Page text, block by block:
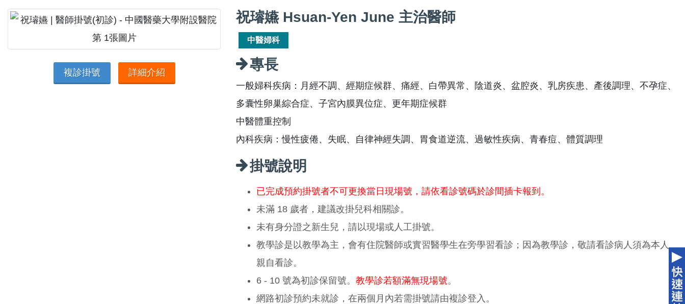
複診掛號 詳細介紹
祝璿嬿 Hsuan-Yen June 主治醫師
中醫婦科
專長
一般婦科疾病：月經不調、經期症候群、痛經、白帶異常、陰道炎、盆腔炎、乳房疾患、產後調理、不孕症、
多囊性卵巢綜合症、子宮內膜異位症、更年期症候群
中醫體重控制
內科疾病：慢性疲倦、失眠、自律神經失調、胃食道逆流、過敏性疾病、青春痘、體質調理
掛號說明
已完成預約掛號者不可更換當日現場號，請依看診號碼於診間插卡報到。
未滿 18 歲者，建議改掛兒科相關診。
未有身分證之新生兒，請以現場或人工掛號。
教學診是以教學為主，會有住院醫師或實習醫學生在旁學習看診；因為教學診，敬請看診病人須為本人
親自看診。
6 - 10 號為初診保留號。 教學診若額滿無現場號。
網路初診預約未就診，在兩個月內若需掛號請由複診登入。